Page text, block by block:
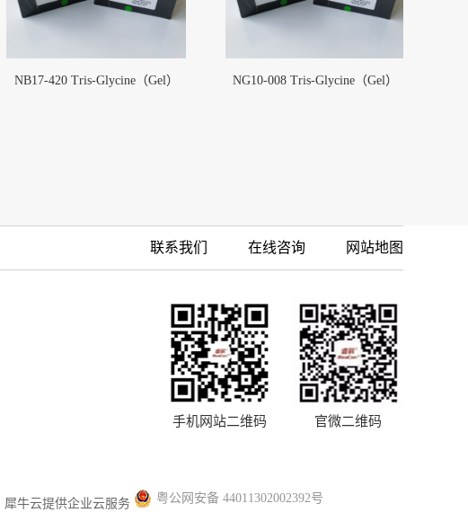
NB17-420 Tris-Glycine（Gel） NG10-008 Tris-Glycine（Gel）
联系我们 在线咨询 网站地图
官微二维码
手机网站二维码
犀牛云提供企业云服务 粤公网安备 44011302002392号